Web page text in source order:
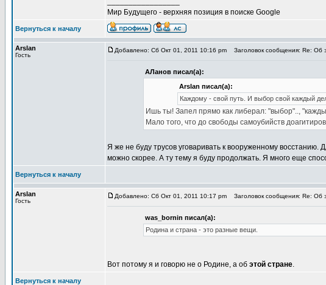
Мир Будущего - верхняя позиция в поиске Google
Вернуться к началу
Arslan
Гость
Добавлено: Сб Окт 01, 2011 10:16 pm Заголовок сообщения: Re: Об
АЛанов писал(а):
Arslan писал(а):
Каждому - свой путь. И выбор свой каждый
Ишь ты! Запел прямо как либерал: "выбор"..,
Мало того, что до свободы самоубийств
Я же не буду трусов уговаривать к вооруженному
можно скорее. А ту тему я буду продолжать. Я много еще
Вернуться к началу
Arslan
Гость
Добавлено: Сб Окт 01, 2011 10:17 pm Заголовок сообщения: Re: Об
was_bornin писал(а):
Родина и страна - это разные вещи.
Вот потому я и говорю не о Родине, а об этой стране.
Вернуться к началу